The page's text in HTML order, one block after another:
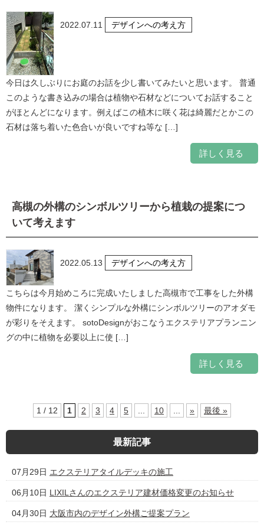
2022.07.11 デザインへの考え方
今日は久しぶりにお庭のお話を少し書いてみたいと思います。 普通
このような書き込みの場合は植物や石材などについてお話すること
がほとんどになります。例えばこの植木に咲く花は綺麗だとかこの
石材は落ち着いた色合いが良いですね等な […]
詳しく見る
高槻の外構のシンボルツリーから植栽の提案につ
いて考えます
2022.05.13 デザインへの考え方
こちらは今月始めころに完成いたしました高槻市で工事をした外構
物件になります。 潔くシンプルな外構にシンボルツリーのアオダモ
が彩りをそえます。 sotoDesignがおこなうエクステリアプランニン
グの中に植物を必要以上に使 […]
詳しく見る
1 / 12 1 2 3 4 5 10 » 最後 »
最新記事
07月29日 エクステリアタイルデッキの施工
06月10日 LIXILさんのエクステリア建材価格変更のお知らせ
04月30日 大阪市内のデザイン外構ご提案プラン